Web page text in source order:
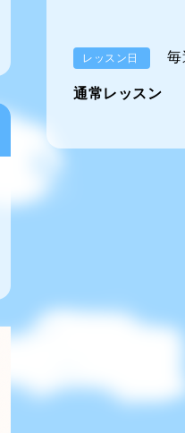
レッスン日 毎
通常レッスン